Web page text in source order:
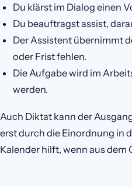
Du klärst im Dialog einen
Du beauftragst assist,
Der Assistent übernimmt
oder Frist fehlen.
Die Aufgabe wird im
werden.
Auch Diktat kann der
erst durch die Einordnung in
Kalender hilft, wenn aus